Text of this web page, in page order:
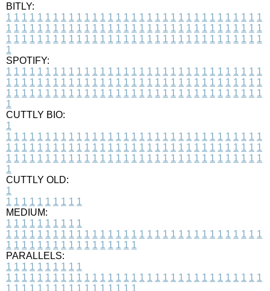
BITLY:
1 1 1 1 1 1 1 1 1 1 1 1 1 1 1 1 1 1 1 1 1 1 1 1 1 1 1 1 1 1 1 1 1
1 1 1 1 1 1 1 1 1 1 1 1 1 1 1 1 1 1 1 1 1 1 1 1 1 1 1 1 1 1 1 1 1
1 1 1 1 1 1 1 1 1 1 1 1 1 1 1 1 1 1 1 1 1 1 1 1 1 1 1 1 1 1 1 1 1
1
SPOTIFY:
1 1 1 1 1 1 1 1 1 1 1 1 1 1 1 1 1 1 1 1 1 1 1 1 1 1 1 1 1 1 1 1 1
1 1 1 1 1 1 1 1 1 1 1 1 1 1 1 1 1 1 1 1 1 1 1 1 1 1 1 1 1 1 1 1 1
1 1 1 1 1 1 1 1 1 1 1 1 1 1 1 1 1 1 1 1 1 1 1 1 1 1 1 1 1 1 1 1 1
1
CUTTLY BIO:
1
1 1 1 1 1 1 1 1 1 1 1 1 1 1 1 1 1 1 1 1 1 1 1 1 1 1 1 1 1 1 1 1 1
1 1 1 1 1 1 1 1 1 1 1 1 1 1 1 1 1 1 1 1 1 1 1 1 1 1 1 1 1 1 1 1 1
1 1 1 1 1 1 1 1 1 1 1 1 1 1 1 1 1 1 1 1 1 1 1 1 1 1 1 1 1 1 1 1 1
1
CUTTLY OLD:
1
1 1 1 1 1 1 1 1 1 1
MEDIUM:
1 1 1 1 1 1 1 1 1 1
1 1 1 1 1 1 1 1 1 1 1 1 1 1 1 1 1 1 1 1 1 1 1 1 1 1 1 1 1 1 1 1 1
1 1 1 1 1 1 1 1 1 1 1 1 1 1 1 1 1
PARALLELS:
1 1 1 1 1 1 1 1 1 1
1 1 1 1 1 1 1 1 1 1 1 1 1 1 1 1 1 1 1 1 1 1 1 1 1 1 1 1 1 1 1 1 1
1 1 1 1 1 1 1 1 1 1 1 1 1 1 1 1 1